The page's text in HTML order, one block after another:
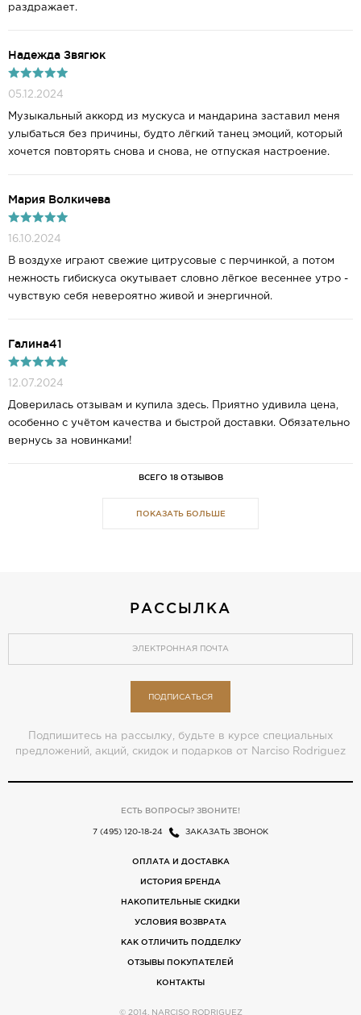
раздражает.
Надежда Звягюк
05.12.2024
Музыкальный аккорд из мускуса и мандарина заставил меня
улыбаться без причины, будто лёгкий танец эмоций, который
хочется повторять снова и снова, не отпуская настроение.
Mария Волкичева
16.10.2024
В воздухе играют свежие цитрусовые с перчинкой, а потом
нежность гибискуса окутывает словно лёгкое весеннее утро -
чувствую себя невероятно живой и энергичной.
Галина41
12.07.2024
Доверилась отзывам и купила здесь. Приятно удивила цена,
особенно с учётом качества и быстрой доставки. Обязательно
вернусь за новинками!
ВСЕГО 18 ОТЗЫВОВ
ПОКАЗАТЬ БОЛЬШЕ
РАССЫЛКА
ПОДПИСАТЬСЯ
Подпишитесь на рассылку, будьте в курсе специальных
предложений, акций, скидок и подарков от Narciso Rodriguez
ЕСТЬ ВОПРОСЫ? ЗВОНИТЕ!
7 (495) 120-18-24 ЗАКАЗАТЬ ЗВОНОК
ОПЛАТА И ДОСТАВКА
ИСТОРИЯ БРЕНДА
НАКОПИТЕЛЬНЫЕ СКИДКИ
УСЛОВИЯ ВОЗВРАТА
КАК ОТЛИЧИТЬ ПОДДЕЛКУ
ОТЗЫВЫ ПОКУПАТЕЛЕЙ
КОНТАКТЫ
© 2014, NARCISO RODRIGUEZ